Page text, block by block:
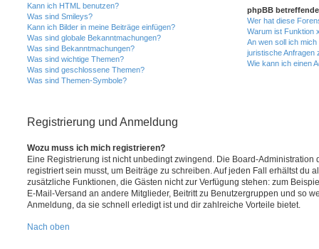
Kann ich HTML benutzen?
Was sind Smileys?
Kann ich Bilder in meine Beiträge einfügen?
Was sind globale Bekanntmachungen?
Was sind Bekanntmachungen?
Was sind wichtige Themen?
Was sind geschlossene Themen?
Was sind Themen-Symbole?
phpBB
Wer hat diese
Warum ist Funktion
An wen soll ich
juristische Anfragen
Wie kann ich einen
Registrierung und Anmeldung
Wozu muss ich mich registrieren?
Eine Registrierung ist nicht unbedingt zwingend. Die Board-Administration
registriert sein musst, um Beiträge zu schreiben. Auf jeden Fall erhältst du
zusätzliche Funktionen, die Gästen nicht zur Verfügung stehen: zum
E-Mail-Versand an andere Mitglieder, Beitritt zu Benutzergruppen und so
Anmeldung, da sie schnell erledigt ist und dir zahlreiche Vorteile bietet.
Nach oben